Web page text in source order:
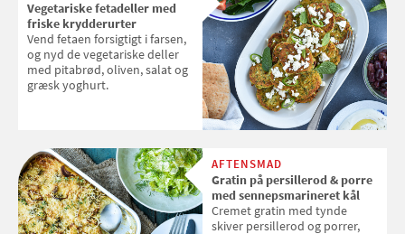
Vegetariske fetadeller med
friske krydderurter
Vend fetaen forsigtigt i farsen,
og nyd de vegetariske deller
med pitabrød, oliven, salat og
græsk yoghurt.
AFTENSMAD
Gratin på persillerod & porre
med sennepsmarineret kål
Cremet gratin med tynde
skiver persillerod og porrer,